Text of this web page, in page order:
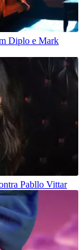
Diplo e Mark
Pabllo Vittar